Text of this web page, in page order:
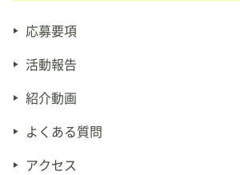
応募要項
活動報告
紹介動画
よくある質問
アクセス